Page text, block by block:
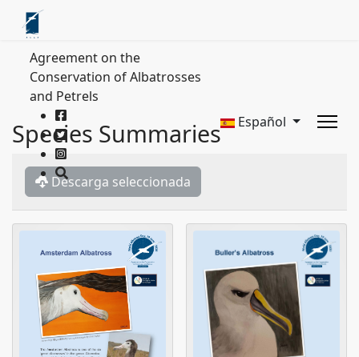
Agreement on the
Conservation of Albatrosses
and Petrels
Español
Species Summaries
Descarga seleccionada